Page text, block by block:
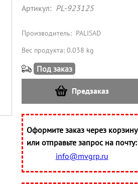
Артикул: PL-923125
Производитель: PALISAD
Вес продукта: 0.038 kg
Под заказ
Предзаказ
Оформите заказ через корзину
или отправьте запрос на почту:
info@mvgrp.ru